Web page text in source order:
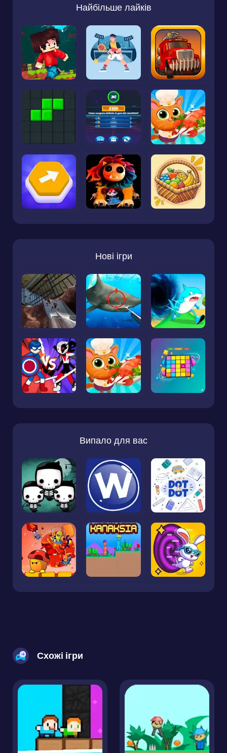
Найбільше лайків
Нові ігри
Випало для вас
Схожі ігри